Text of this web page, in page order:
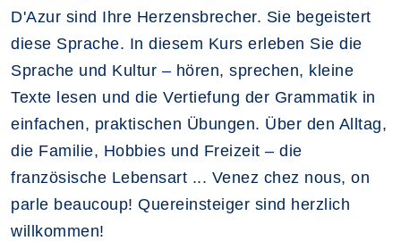
D'Azur sind Ihre Herzensbrecher. Sie begeistert
diese Sprache. In diesem Kurs erleben Sie die
Sprache und Kultur – hören, sprechen, kleine
Texte lesen und die Vertiefung der Grammatik in
einfachen, praktischen Übungen. Über den Alltag,
die Familie, Hobbies und Freizeit – die
französische Lebensart ... Venez chez nous, on
parle beaucoup! Quereinsteiger sind herzlich
willkommen!